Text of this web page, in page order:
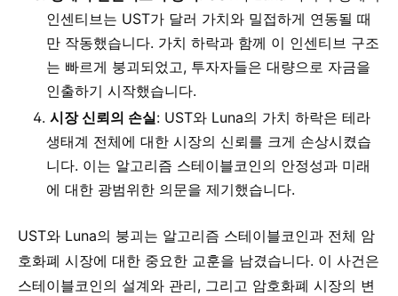
인센티브는 UST가 달러 가치와 밀접하게 연동될 때
만 작동했습니다. 가치 하락과 함께 이 인센티브 구조
는 빠르게 붕괴되었고, 투자자들은 대량으로 자금을
인출하기 시작했습니다.
시장 신뢰의 손실: UST와 Luna의 가치 하락은 테라
생태계 전체에 대한 시장의 신뢰를 크게 손상시켰습
니다. 이는 알고리즘 스테이블코인의 안정성과 미래
에 대한 광범위한 의문을 제기했습니다.
UST와 Luna의 붕괴는 알고리즘 스테이블코인과 전체 암
호화폐 시장에 대한 중요한 교훈을 남겼습니다. 이 사건은
스테이블코인의 설계와 관리, 그리고 암호화폐 시장의 변